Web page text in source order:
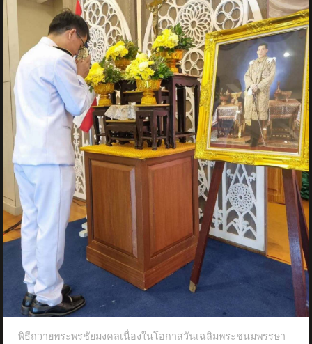
พิธีถวายพระพรชัยมงคลเนื่องในโอกาสวันเฉลิมพระชนมพรรษา